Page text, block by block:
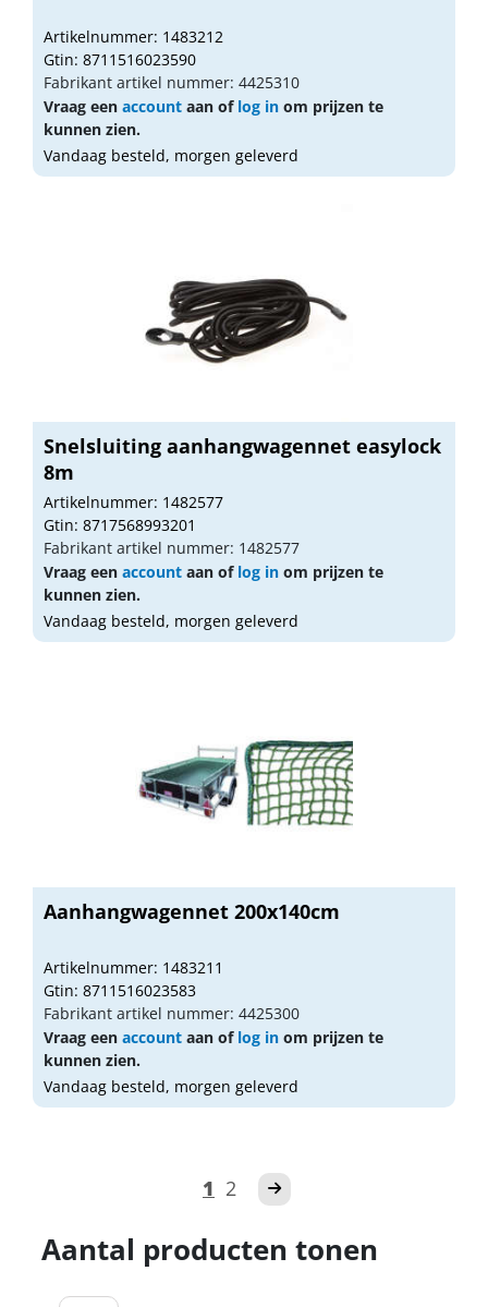
Artikelnummer: 1483212
Gtin: 8711516023590
Fabrikant artikel nummer: 4425310
Vraag een account aan of log in om prijzen te
kunnen zien.
Vandaag besteld, morgen geleverd
Snelsluiting aanhangwagennet easylock
8m
Artikelnummer: 1482577
Gtin: 8717568993201
Fabrikant artikel nummer: 1482577
Vraag een account aan of log in om prijzen te
kunnen zien.
Vandaag besteld, morgen geleverd
Aanhangwagennet 200x140cm
Artikelnummer: 1483211
Gtin: 8711516023583
Fabrikant artikel nummer: 4425300
Vraag een account aan of log in om prijzen te
kunnen zien.
Vandaag besteld, morgen geleverd
1 2
Aantal producten tonen